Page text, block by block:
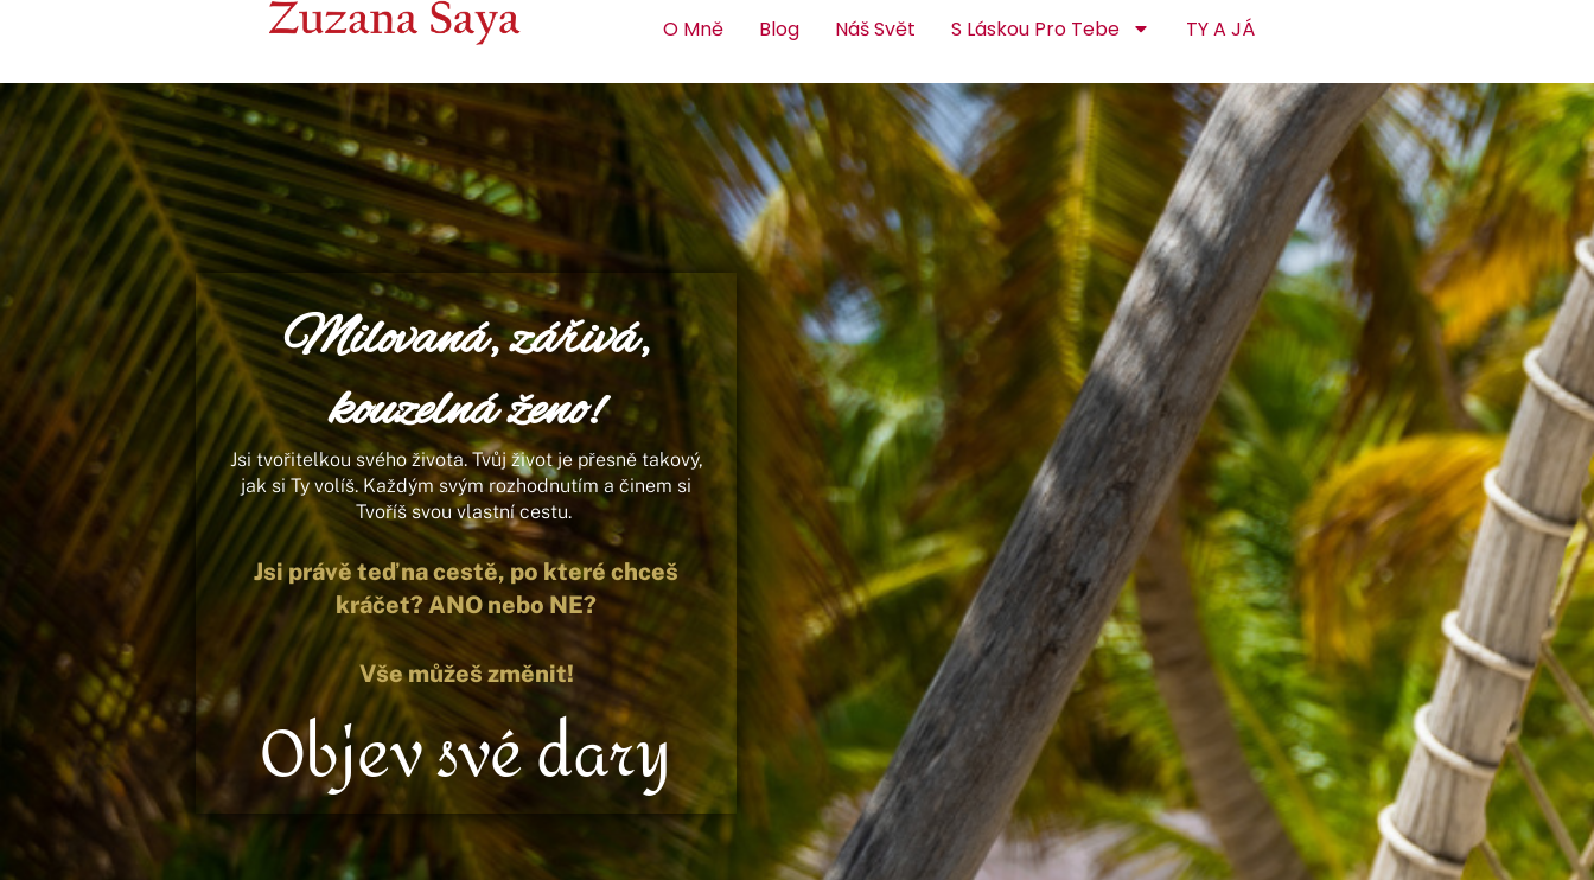
O Mně Blog Náš Svět S Láskou Pro Tebe TY A JÁ
Milovaná, zářivá,
kouzelná ženo!
Jsi tvořitelkou svého života. Tvůj život je přesně takový,
jak si Ty volíš. Každým svým rozhodnutím a činem si
Tvoříš svou vlastní cestu.
Jsi právě teď na cestě, po které chceš
kráčet? ANO nebo NE?
Vše můžeš změnit!
Objev své dary